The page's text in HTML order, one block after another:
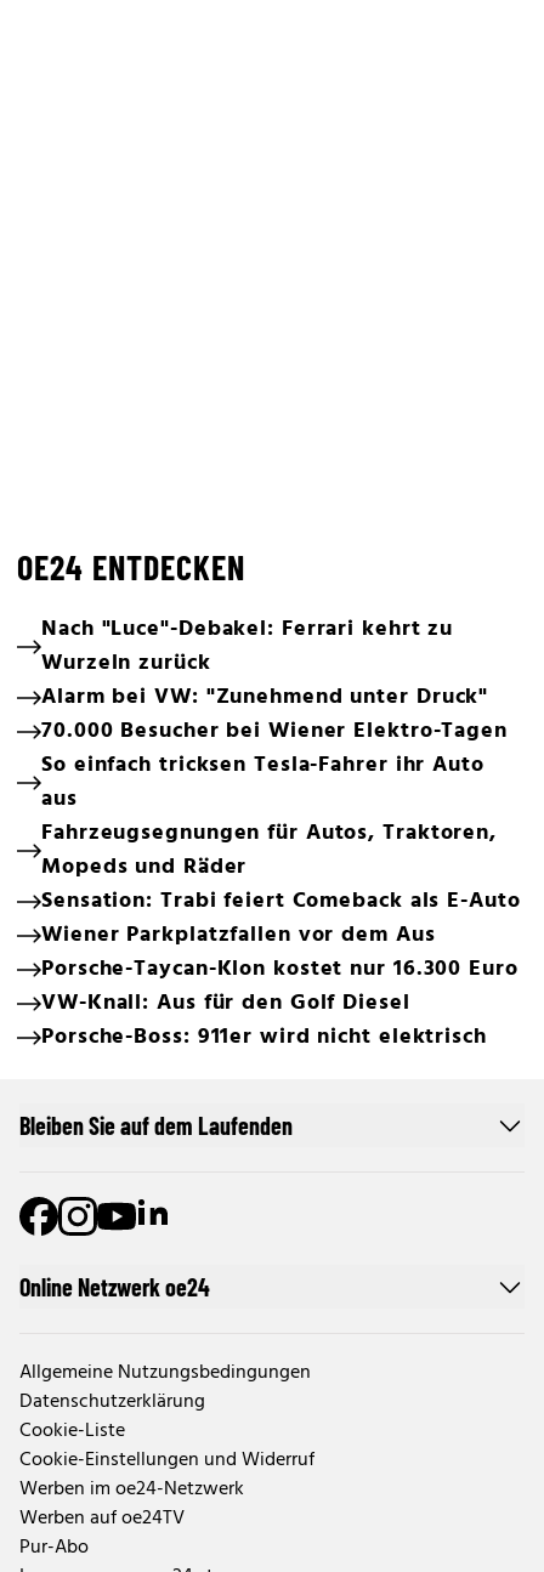
OE24 ENTDECKEN
Nach "Luce"-Debakel: Ferrari kehrt zu
Wurzeln zurück
Alarm bei VW: "Zunehmend unter Druck"
70.000 Besucher bei Wiener Elektro-Tagen
So einfach tricksen Tesla-Fahrer ihr Auto
aus
Fahrzeugsegnungen für Autos, Traktoren,
Mopeds und Räder
Sensation: Trabi feiert Comeback als E-Auto
Wiener Parkplatzfallen vor dem Aus
Porsche-Taycan-Klon kostet nur 16.300 Euro
VW-Knall: Aus für den Golf Diesel
Porsche-Boss: 911er wird nicht elektrisch
Online Netzwerk oe24
Allgemeine Nutzungsbedingungen
Datenschutzerklärung
Cookie-Liste
Cookie-Einstellungen und Widerruf
Werben im oe24-Netzwerk
Werben auf oe24TV
Pur-Abo
Bleiben Sie auf dem Laufenden